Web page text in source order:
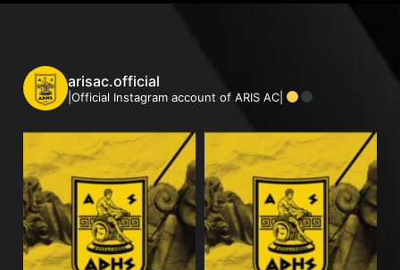
arisac.official
|Official Instagram account of ARIS AC|